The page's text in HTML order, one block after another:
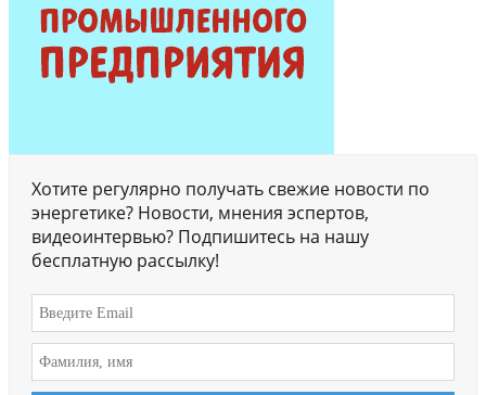
Хотите регулярно получать свежие новости по
энергетике? Новости, мнения эспертов,
видеоинтервью? Подпишитесь на нашу
бесплатную рассылку!